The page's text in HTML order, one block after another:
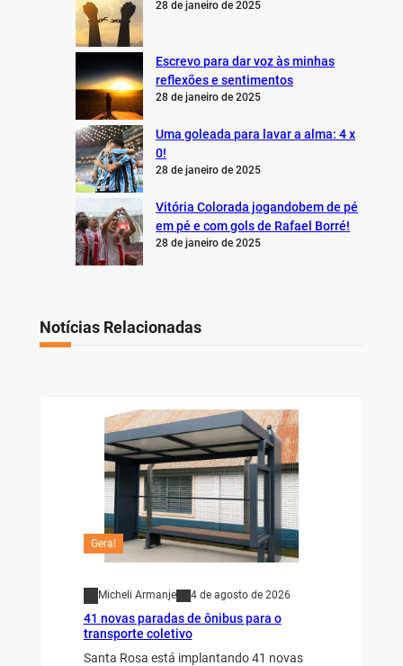
28 de janeiro de 2025
Escrevo para dar voz às minhas
reflexões e sentimentos
28 de janeiro de 2025
Uma goleada para lavar a alma: 4 x
0!
28 de janeiro de 2025
Vitória Colorada jogandobem de pé
em pé e com gols de Rafael Borré!
28 de janeiro de 2025
Notícias Relacionadas
Geral
Micheli Armanje 4 de agosto de 2026
41 novas paradas de ônibus para o
transporte coletivo
Santa Rosa está implantando 41 novas